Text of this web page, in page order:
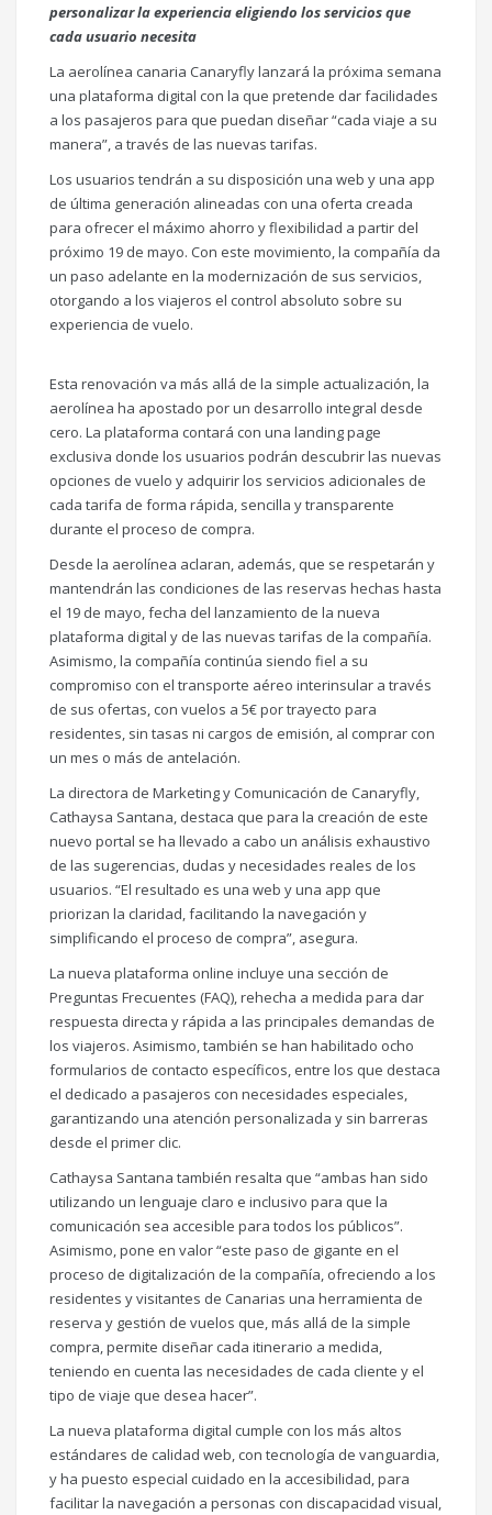
personalizar la experiencia eligiendo los servicios que
cada usuario necesita
La aerolínea canaria Canaryfly lanzará la próxima semana
una plataforma digital con la que pretende dar facilidades
a los pasajeros para que puedan diseñar “cada viaje a su
manera”, a través de las nuevas tarifas.
Los usuarios tendrán a su disposición una web y una app
de última generación alineadas con una oferta creada
para ofrecer el máximo ahorro y flexibilidad a partir del
próximo 19 de mayo. Con este movimiento, la compañía da
un paso adelante en la modernización de sus servicios,
otorgando a los viajeros el control absoluto sobre su
experiencia de vuelo.
Esta renovación va más allá de la simple actualización, la
aerolínea ha apostado por un desarrollo integral desde
cero. La plataforma contará con una landing page
exclusiva donde los usuarios podrán descubrir las nuevas
opciones de vuelo y adquirir los servicios adicionales de
cada tarifa de forma rápida, sencilla y transparente
durante el proceso de compra.
Desde la aerolínea aclaran, además, que se respetarán y
mantendrán las condiciones de las reservas hechas hasta
el 19 de mayo, fecha del lanzamiento de la nueva
plataforma digital y de las nuevas tarifas de la compañía.
Asimismo, la compañía continúa siendo fiel a su
compromiso con el transporte aéreo interinsular a través
de sus ofertas, con vuelos a 5€ por trayecto para
residentes, sin tasas ni cargos de emisión, al comprar con
un mes o más de antelación.
La directora de Marketing y Comunicación de Canaryfly,
Cathaysa Santana, destaca que para la creación de este
nuevo portal se ha llevado a cabo un análisis exhaustivo
de las sugerencias, dudas y necesidades reales de los
usuarios. “El resultado es una web y una app que
priorizan la claridad, facilitando la navegación y
simplificando el proceso de compra”, asegura.
La nueva plataforma online incluye una sección de
Preguntas Frecuentes (FAQ), rehecha a medida para dar
respuesta directa y rápida a las principales demandas de
los viajeros. Asimismo, también se han habilitado ocho
formularios de contacto específicos, entre los que destaca
el dedicado a pasajeros con necesidades especiales,
garantizando una atención personalizada y sin barreras
desde el primer clic.
Cathaysa Santana también resalta que “ambas han sido
utilizando un lenguaje claro e inclusivo para que la
comunicación sea accesible para todos los públicos”.
Asimismo, pone en valor “este paso de gigante en el
proceso de digitalización de la compañía, ofreciendo a los
residentes y visitantes de Canarias una herramienta de
reserva y gestión de vuelos que, más allá de la simple
compra, permite diseñar cada itinerario a medida,
teniendo en cuenta las necesidades de cada cliente y el
tipo de viaje que desea hacer”.
La nueva plataforma digital cumple con los más altos
estándares de calidad web, con tecnología de vanguardia,
y ha puesto especial cuidado en la accesibilidad, para
facilitar la navegación a personas con discapacidad visual,